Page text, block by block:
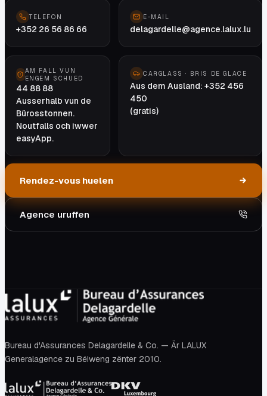
TELEFON
+352 26 56 86 66
E-MAIL
delagardelle@agence.lalux.lu
AM FALL VUN
ENGEM SCHUED
44 88 88
Ausserhalb vun de
Bürosstonnen.
Noutfalls och iwwer
easyApp.
CARGLASS · BRIS DE GLACE
Aus dem Ausland: +352 456
450
(gratis)
Rendez-vous huelen
Agence uruffen
Bureau d'Assurances Delagardelle & Co. — Är LALUX
Generalagence zu Béiweng zënter 2010.